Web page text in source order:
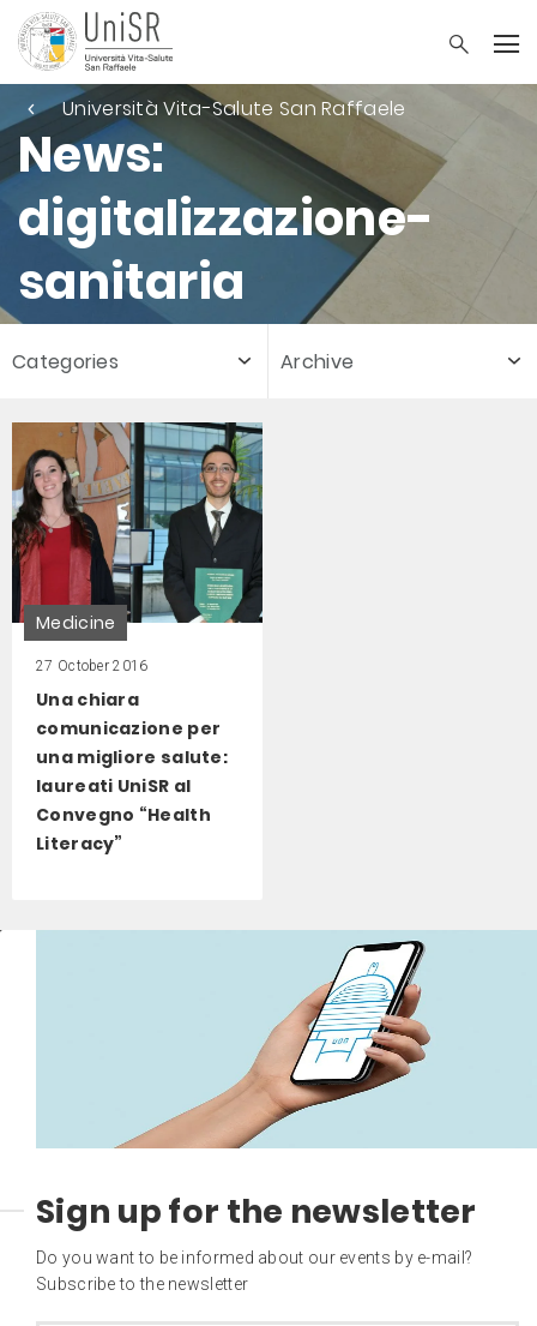
Università Vita-Salute San Raffaele
News:
digitalizzazione-
sanitaria
Categories Archive
Medicine
27 October 2016
Una chiara
comunicazione per
una migliore salute:
laureati UniSR al
Convegno “Health
Literacy”
Sign up for the newsletter
Do you want to be informed about our events by e-mail?
Subscribe to the newsletter